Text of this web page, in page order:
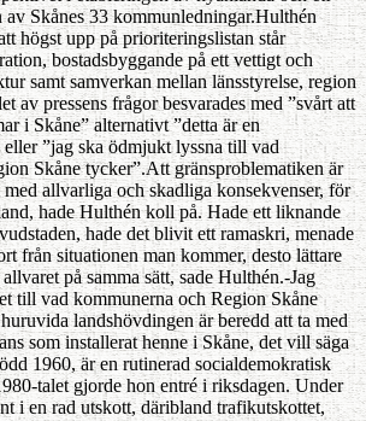
av Skånes 33 kommunledningar.Hulthén
högst upp på prioriteringslistan står
bostadsbyggande på ett vettigt och
samt samverkan mellan länsstyrelse, region
av pressens frågor besvarades med ”svårt att
i Skåne” alternativt ”detta är en
”jag ska ödmjukt lyssna till vad
Skåne tycker”.Att gränsproblematiken är
allvarliga och skadliga konsekvenser, för
hade Hulthén koll på. Hade ett liknande
hade det blivit ett ramaskri, menade
från situationen man kommer, desto lättare
på samma sätt, sade Hulthén.-Jag
till vad kommunerna och Region Skåne
landshövdingen är beredd att ta med
som installerat henne i Skåne, det vill säga
1960, är en rutinerad socialdemokratisk
talet gjorde hon entré i riksdagen. Under
i en rad utskott, däribland trafikutskottet,